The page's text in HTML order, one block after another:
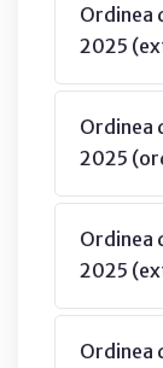
Ordinea
2025
Ordinea
2025
Ordinea
2025
Ordinea